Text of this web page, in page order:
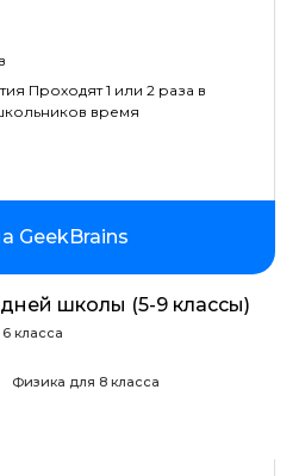
Проходят 1 или 2 раза в
время
GeekBrains
класса
Физика для 8 класса